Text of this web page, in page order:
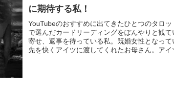
に期待する私！
YouTubeのおすすめに出てきたひとつのタロ
で選んだカードリーディングをぼんやりと観
寄せ、返事を待っている私。既婚女性となっ
先を快くアイツに渡してくれたお母さん。アイ